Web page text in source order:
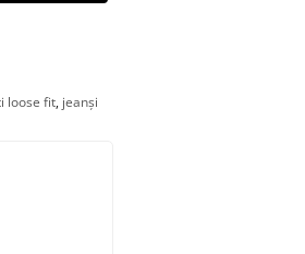
loose fit, jeanși